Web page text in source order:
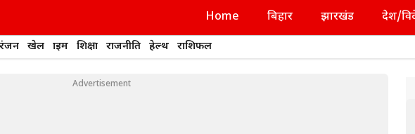
Home बिहार झारखंड देश/
खेल क्राइम शिक्षा राजनीति हेल्थ राशिफल
Advertisement